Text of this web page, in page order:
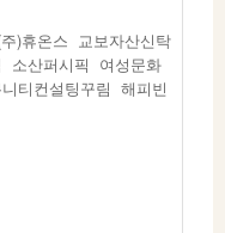
)휴온스 교보자산신탁
소산퍼시픽 여성문화
티컨설팅꾸림 해피빈